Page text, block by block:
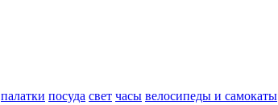
палатки посуда свет часы велосипеды и самокаты